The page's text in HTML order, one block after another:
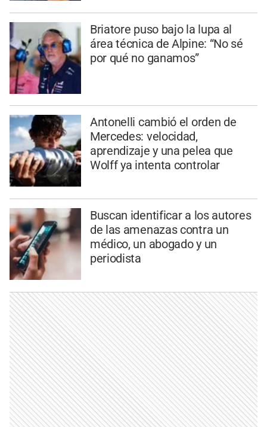
Briatore puso bajo la lupa al
área técnica de Alpine: “No sé
por qué no ganamos”
Antonelli cambió el orden de
Mercedes: velocidad,
aprendizaje y una pelea que
Wolff ya intenta controlar
Buscan identificar a los autores
de las amenazas contra un
médico, un abogado y un
periodista